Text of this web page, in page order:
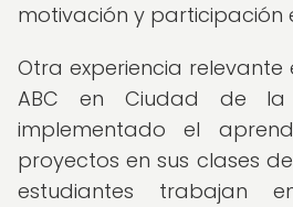
motivación y participación
Otra experiencia relevante
ABC en Ciudad de
implementado el
proyectos en sus clases
estudiantes trabajan